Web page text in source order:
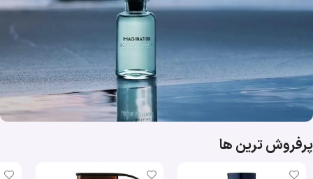
انتخاب‌های خنک و جذاب بهار و تابستان
پرفروش ترین ها